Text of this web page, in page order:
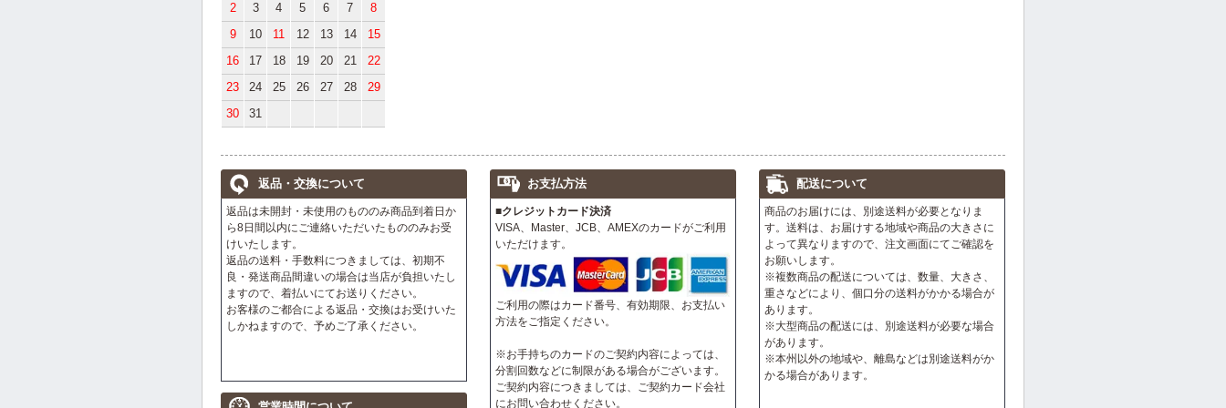
2
3 4 5 6 7
8
9
10 11 12 13 14
15
16
17 18 19 20 21
22
23
24 25 26 27 28
29
30
31
返品・交換について
返品は未開封・未使用のもののみ商品到着日か
ら8日間以内にご連絡いただいたもののみお受
けいたします。
返品の送料・手数料につきましては、初期不
良・発送商品間違いの場合は当店が負担いたし
ますので、着払いにてお送りください。
お客様のご都合による返品・交換はお受けいた
しかねますので、予めご了承ください。
お支払方法
■クレジットカード決済
VISA、Master、JCB、AMEXのカードがご利用
いただけます。
ご利用の際はカード番号、有効期限、お支払い
方法をご指定ください。
※お手持ちのカードのご契約内容によっては、
分割回数などに制限がある場合がございます。
ご契約内容につきましては、ご契約カード会社
にお問い合わせください。
配送について
商品のお届けには、別途送料が必要となりま
す。送料は、お届けする地域や商品の大きさに
よって異なりますので、注文画面にてご確認を
お願いします。
※複数商品の配送については、数量、大きさ、
重さなどにより、個口分の送料がかかる場合が
あります。
※大型商品の配送には、別途送料が必要な場合
があります。
※本州以外の地域や、離島などは別途送料がか
かる場合があります。